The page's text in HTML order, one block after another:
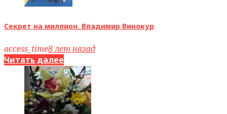
Секрет на миллион. Владимир Винокур
access_time8 лет назад
Читать далее